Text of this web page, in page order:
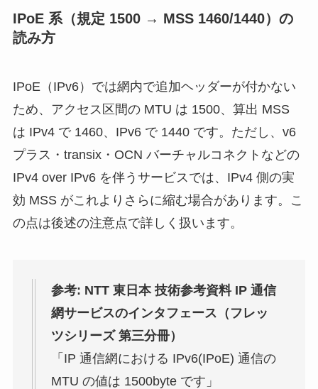
IPoE 系（規定 1500 → MSS 1460/1440）の
読み方
IPoE（IPv6）では網内で追加ヘッダーが付かない
ため、アクセス区間の MTU は 1500、算出 MSS
は IPv4 で 1460、IPv6 で 1440 です。ただし、v6
プラス・transix・OCN バーチャルコネクトなどの
IPv4 over IPv6 を伴うサービスでは、IPv4 側の実
効 MSS がこれよりさらに縮む場合があります。こ
の点は後述の注意点で詳しく扱います。
参考: NTT 東日本 技術参考資料 IP 通信
網サービスのインタフェース（フレッ
ツシリーズ 第三分冊）
「IP 通信網における IPv6(IPoE) 通信の
MTU の値は 1500byte です」